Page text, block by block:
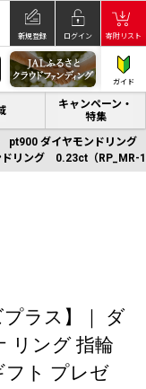
新規登録 ログイン 寄附リスト
ガイド
キャンペーン・
特集
pt900 ダイヤモンドリング
リング 0.23ct（RP_MR-
プラス】｜ ダ
リング 指輪
フト プレゼ